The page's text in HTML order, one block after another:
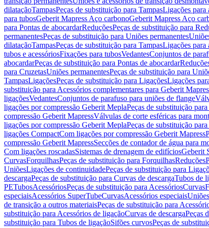
dilataçãoTampasPeças de substituição para TampasLigações para
para tubosGeberit Mapress Aço carbonoGeberit Mapress Aço
para Pontas de abocardarReduçõesPeças de substituição para
permanentesPeças de substituição para Uniões permanentes
dilataçãoTampasPeças de substituição para TampasLigações para
tubos e acessóriosFixações para tubosVedantesConjuntos de
abocardarPeças de substituição para Pontas de abocardar
para CruzetasUniões permanentesPeças de substituição para
TampasLigaçõesPeças de substituição para LigaçõesLigações
substituição para Acessórios complementares para Geberit
ligaçõesVedantesConjuntos de parafuso para uniões de flange
ligações por compressão Geberit MeplaPeças de substituição
compressão Geberit MapressVálvulas de corte esféricas para
ligações por compressão Geberit MeplaPeças de substituição
ligações CompactCom ligações por compressão Geberit Mapress
compressão Geberit MapressSecções de contador de água para
Com ligações roscadasSistemas de drenagem de edifíciosGeberit
CurvasForquilhasPeças de substituição para ForquilhasReduções
UniõesLigações de continuidadePeças de substituição para
descargaPeças de substituição para Curvas de descargaTubos de
PETubosAcessóriosPeças de substituição para AcessóriosCurvas
especiaisAcessórios SuperTubeCurvasAcessórios especiaisUniões
de transição a outros materiaisPeças de substituição para
substituição para Acessórios de ligaçãoCurvas de descargaPeças
substituição para Tubos de ligaçãoSifões curvosPeças de